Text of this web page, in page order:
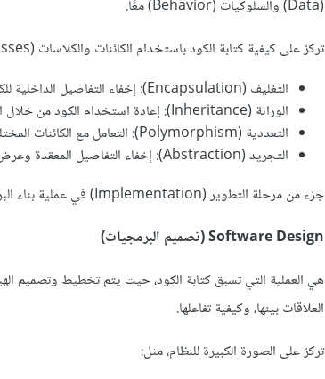
(Data) والسلوكيات (Behavior) معًا.
تركز على كيفية كتابة الكود باستخدام الكائنات والكلاسات (Classes)، مع الاعتماد على مفاهيم مثل:
التغليف (Encapsulation): إخفاء التفاصيل الداخلية للكائن.
الوراثة (Inheritance): إعادة استخدام الكود من خلال الكلاسات.
التعددية (Polymorphism): التعامل مع الكائنات المختلفة بطريقة موحدة.
التجريد (Abstraction): إخفاء التفاصيل المعقدة وعرض الوظائف الأساسية فقط.
جزء من مرحلة التطوير (Implementation) في عملية بناء البرمجيات. بمعنى آخر، هي طريقة تنفيذ الكود.
Software Design (تصميم البرمجيات)
هي العملية التي تسبق كتابة الكود، حيث يتم تخطيط وتصميم
العلاقات بينها، وكيفية تفاعلها.
تركز على الصورة الكبيرة للنظام، مثل: